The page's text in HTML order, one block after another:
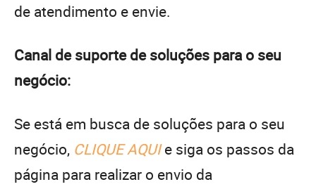
de atendimento e envie.
Canal de suporte de soluções para o seu
negócio:
Se está em busca de soluções para o seu
negócio, CLIQUE AQUIe siga os passos da
página para realizar o envio da